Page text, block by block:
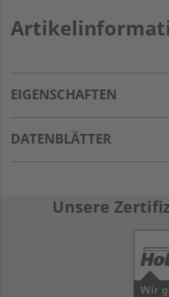
EIGENSCHAFTEN
DATENBLÄTTER
Unsere